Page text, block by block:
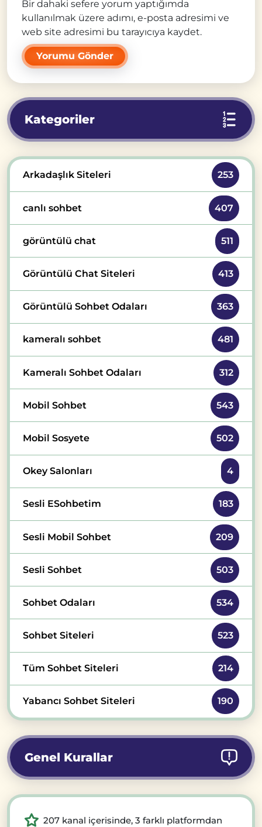
Bir dahaki sefere yorum yaptığımda
kullanılmak üzere adımı, e-posta adresimi ve
web site adresimi bu tarayıcıya kaydet.
Kategoriler
Arkadaşlık Siteleri 253
canlı sohbet 407
görüntülü chat 511
Görüntülü Chat Siteleri 413
Görüntülü Sohbet Odaları 363
kameralı sohbet 481
Kameralı Sohbet Odaları 312
Mobil Sohbet 543
Mobil Sosyete 502
Okey Salonları 4
Sesli ESohbetim 183
Sesli Mobil Sohbet 209
Sesli Sohbet 503
Sohbet Odaları 534
Sohbet Siteleri 523
Tüm Sohbet Siteleri 214
Yabancı Sohbet Siteleri 190
Genel Kurallar
207 kanal içerisinde, 3 farklı platformdan